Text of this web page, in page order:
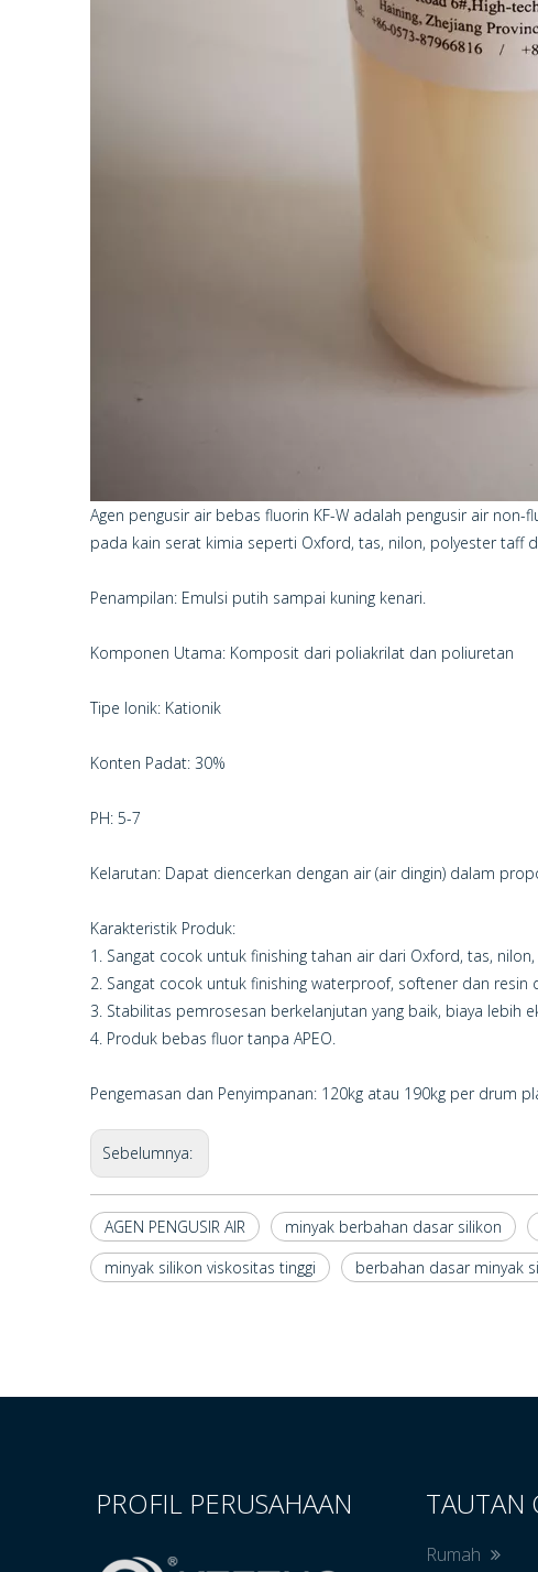
Agen pengusir air bebas fluorin KF-W adalah pengusir air
pada kain serat kimia seperti Oxford, tas, nilon, polyester taff
Penampilan: Emulsi putih sampai kuning kenari.
Komponen Utama: Komposit dari poliakrilat dan poliuretan
Tipe Ionik: Kationik
Konten Padat: 30%
PH: 5-7
Kelarutan: Dapat diencerkan dengan air (air dingin) dalam
Karakteristik Produk:
1. Sangat cocok untuk finishing tahan air dari Oxford, tas,
2. Sangat cocok untuk finishing waterproof, softener dan resin
3. Stabilitas pemrosesan berkelanjutan yang baik, biaya lebih
4. Produk bebas fluor tanpa APEO.
Pengemasan dan Penyimpanan: 120kg atau 190kg per drum
Sebelumnya:
AGEN PENGUSIR AIR minyak berbahan dasar silikon
minyak silikon viskositas tinggi
berbahan dasar minyak
PROFIL PERUSAHAAN TAUTAN
Rumah